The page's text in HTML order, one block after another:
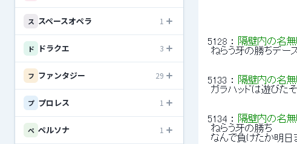
ス スペースオペラ 1
ド ドラクエ 3
フ ファンタジー 29
プ プロレス 1
ペ ペルソナ 1
5128 ： 隔壁内の名無
ねらう牙の勝ちデー
5133 ： 隔壁内の名無
ガラハッドは遊びた
5134 ： 隔壁内の名無
ねらう牙の勝ち
なんで負けたか明日